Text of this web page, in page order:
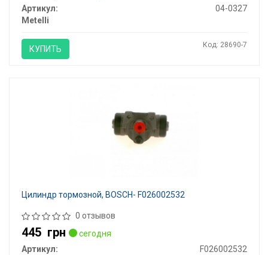
Артикул:
04-0327
Metelli
КУПИТЬ Код: 28690-7
Цилиндр тормозной, BOSCH- F026002532
0 отзывов
445 грн
сегодня
Артикул:
F026002532